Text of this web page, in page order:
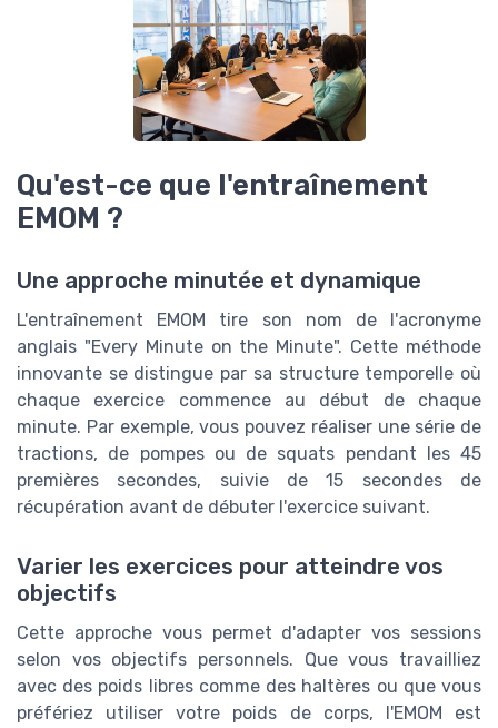
Qu'est-ce que l'entraînement
EMOM ?
Une approche minutée et dynamique
L'entraînement EMOM tire son nom de l'acronyme
anglais "Every Minute on the Minute". Cette méthode
innovante se distingue par sa structure temporelle où
chaque exercice commence au début de chaque
minute. Par exemple, vous pouvez réaliser une série de
tractions, de pompes ou de squats pendant les 45
premières secondes, suivie de 15 secondes de
récupération avant de débuter l'exercice suivant.
Varier les exercices pour atteindre vos
objectifs
Cette approche vous permet d'adapter vos sessions
selon vos objectifs personnels. Que vous travailliez
avec des poids libres comme des haltères ou que vous
préfériez utiliser votre poids de corps, l'EMOM est